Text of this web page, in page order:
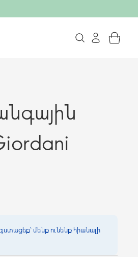
մենք ունենք հիանալի